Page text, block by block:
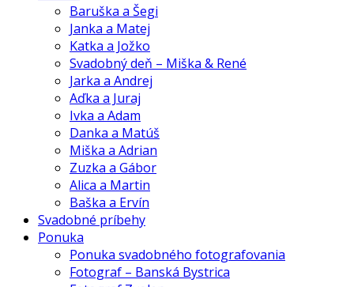
Baruška a Šegi
Janka a Matej
Katka a Jožko
Svadobný deň – Miška & René
Jarka a Andrej
Aďka a Juraj
Ivka a Adam
Danka a Matúš
Miška a Adrian
Zuzka a Gábor
Alica a Martin
Baška a Ervín
Svadobné príbehy
Ponuka
Ponuka svadobného fotografovania
Fotograf – Banská Bystrica